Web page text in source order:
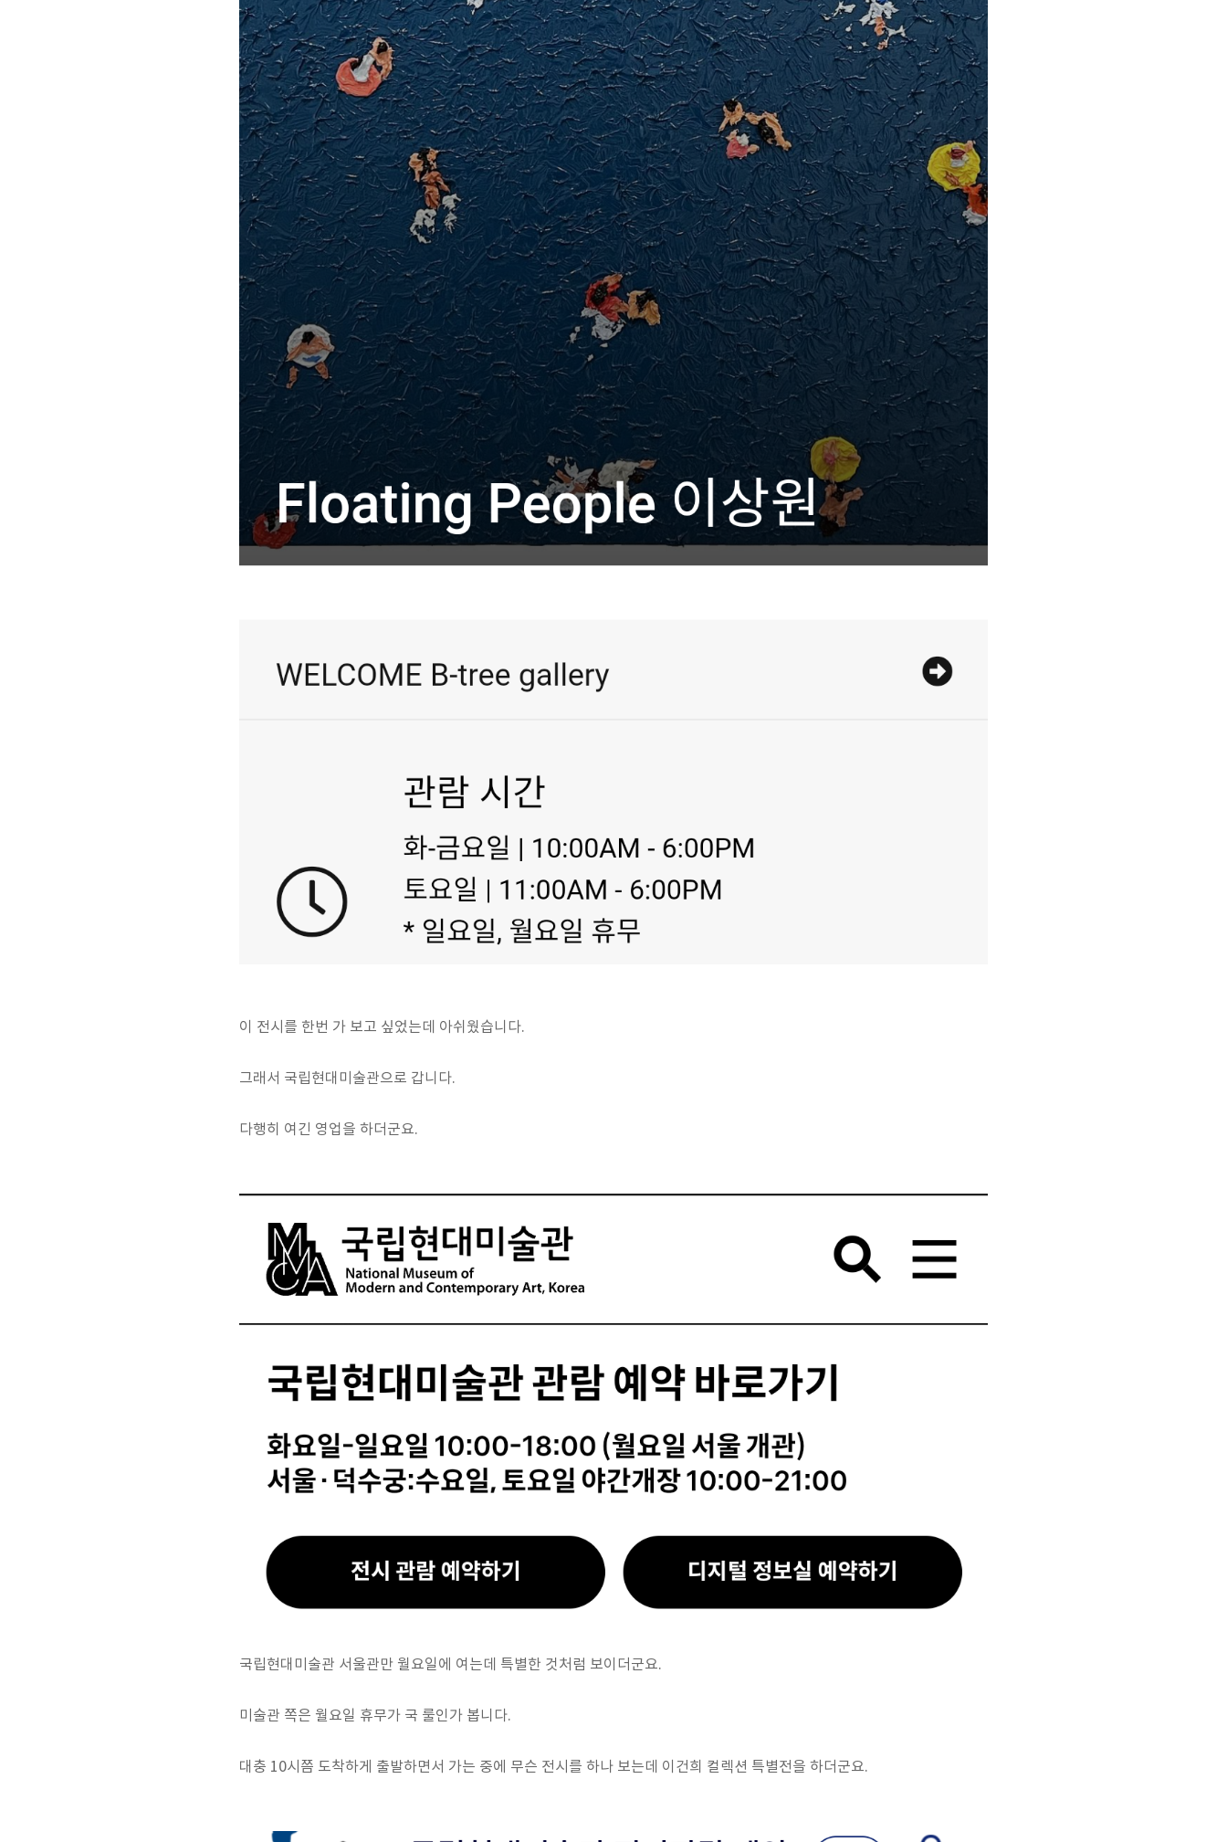
이 전시를 한번 가 보고 싶었는데 아쉬웠습니다.
그래서 국립현대미술관으로 갑니다.
다행히 여긴 영업을 하더군요.
국립현대미술관 서울관만 월요일에 여는데 특별한 것처럼 보이더군요.
미술관 쪽은 월요일 휴무가 국 룰인가 봅니다.
대충 10시쯤 도착하게 출발하면서 가는 중에 무슨 전시를 하나 보는데 이건희 컬렉션 특별전을 하더군요.